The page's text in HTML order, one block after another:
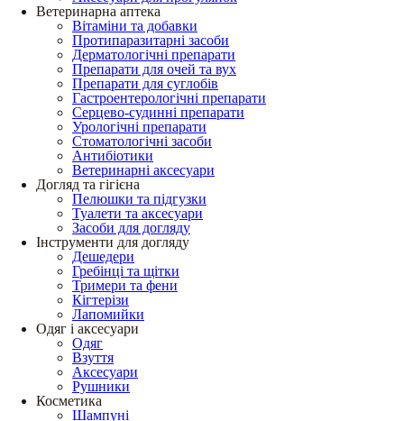
Ветеринарна аптека
Вітаміни та добавки
Протипаразитарні засоби
Дерматологічні препарати
Препарати для очей та вух
Препарати для суглобів
Гастроентерологічні препарати
Серцево-судинні препарати
Урологічні препарати
Стоматологічні засоби
Антибіотики
Ветеринарні аксесуари
Догляд та гігієна
Пелюшки та підгузки
Туалети та аксесуари
Засоби для догляду
Інструменти для догляду
Дешедери
Гребінці та щітки
Тримери та фени
Кігтерізи
Лапомийки
Одяг і аксесуари
Одяг
Взуття
Аксесуари
Рушники
Косметика
Шампуні